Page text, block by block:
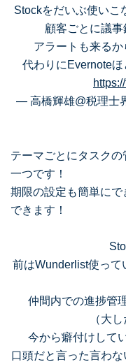
Stockをだいぶ使いこ
顧客ごとに議事
アラートも来るか
代わりにEvernote
— 高橋輝雄@税理士
テーマごとにタスク
一つです！
期限の設定も簡単に
できます！
前はWunderlist使って
仲間内での進捗管
（大
今から癖付けして
口頭だと言った言わ